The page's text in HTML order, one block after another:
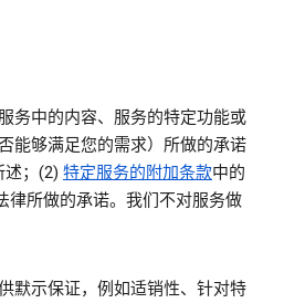
服务中的内容、服务的特定功能或
能够满足您的需求）所做的承诺
述；(2) 特定服务的附加条款中的
律所做的承诺。我们不对服务做
默示保证，例如适销性、针对特